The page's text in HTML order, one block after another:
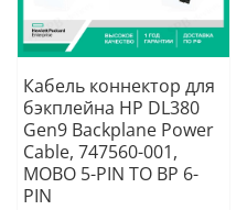
Кабель коннектор для
бэкплейна HP DL380
Gen9 Backplane Power
Cable, 747560-001,
MOBO 5-PIN TO BP 6-
PIN